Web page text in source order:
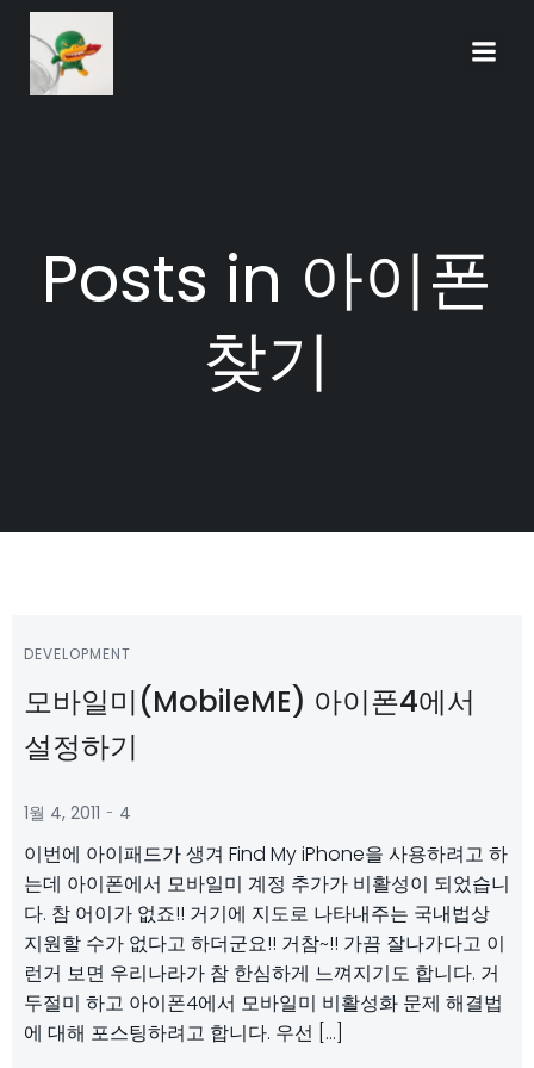
Posts in 아이폰
찾기
DEVELOPMENT
모바일미(MobileME) 아이폰4에서
설정하기
1월 4, 2011 - 4
이번에 아이패드가 생겨 Find My iPhone을 사용하려고 하
는데 아이폰에서 모바일미 계정 추가가 비활성이 되었습니
다. 참 어이가 없죠!! 거기에 지도로 나타내주는 국내법상
지원할 수가 없다고 하더군요!! 거참~!! 가끔 잘나가다고 이
런거 보면 우리나라가 참 한심하게 느껴지기도 합니다. 거
두절미 하고 아이폰4에서 모바일미 비활성화 문제 해결법
에 대해 포스팅하려고 합니다. 우선 […]